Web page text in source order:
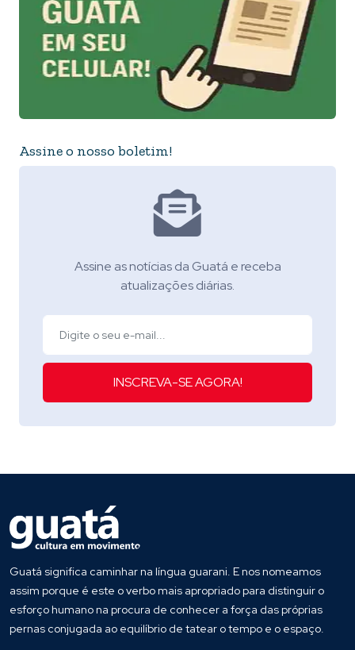
Assine o nosso boletim!
Assine as notícias da Guatá e receba
atualizações diárias.
INSCREVA-SE AGORA!
Guatá significa caminhar na língua guarani. E nos nomeamos
assim porque é este o verbo mais apropriado para distinguir o
esforço humano na procura de conhecer a força das próprias
pernas conjugada ao equilíbrio de tatear o tempo e o espaço.